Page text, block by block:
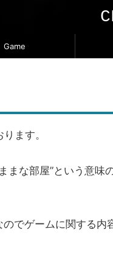
Game
ます。
な部屋”という意味
でゲームに関する内